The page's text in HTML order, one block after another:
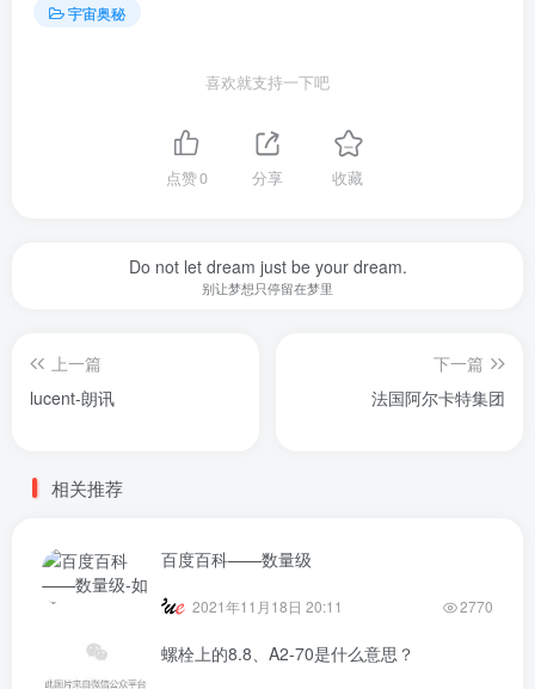
宇宙奥秘
喜欢就支持一下吧
点赞0 分享 收藏
Do not let dream just be your dream.
别让梦想只停留在梦里
上一篇
lucent-朗讯
下一篇
法国阿尔卡特集团
相关推荐
百度百科——数量级
2021年11月18日 20:11 2770
螺栓上的8.8、A2-70是什么意思？